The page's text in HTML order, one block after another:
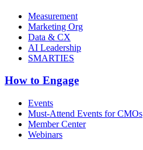
Measurement
Marketing Org
Data & CX
AI Leadership
SMARTIES
How to Engage
Events
Must-Attend Events for CMOs
Member Center
Webinars